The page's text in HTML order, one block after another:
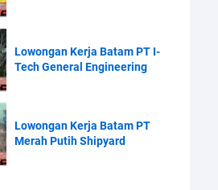
Lowongan Kerja Batam PT I-
Tech General Engineering
Lowongan Kerja Batam PT
Merah Putih Shipyard